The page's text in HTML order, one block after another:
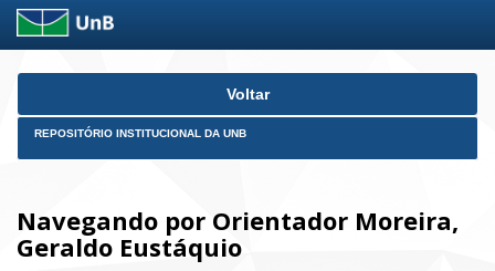
Skip
Voltar
REPOSITÓRIO INSTITUCIONAL DA UNB
Navegando por Orientador Moreira,
Geraldo Eustáquio